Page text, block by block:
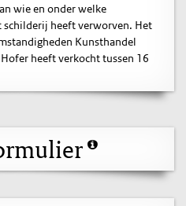
wie en onder welke
heeft verworven. Het
Kunsthandel
heeft verkocht tussen 16